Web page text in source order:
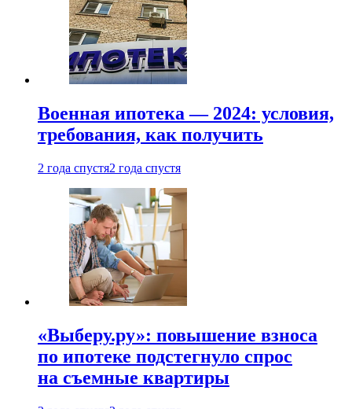
Военная ипотека — 2024: условия,
требования, как получить
2 года спустя2 года спустя
«Выберу.ру»: повышение взноса
по ипотеке подстегнуло спрос
на съемные квартиры